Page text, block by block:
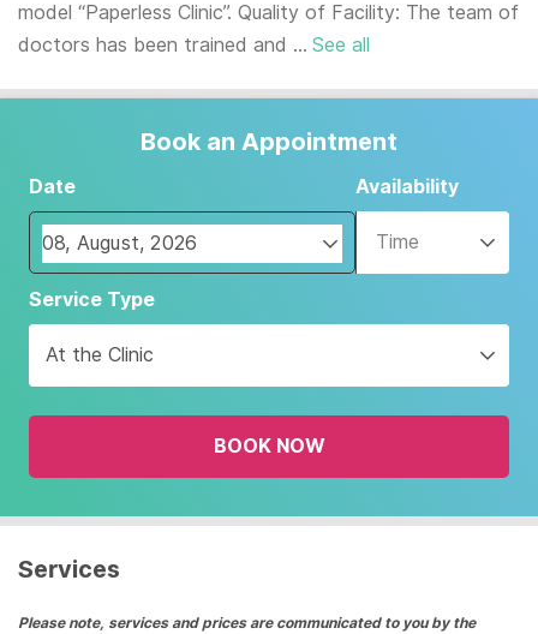
model “Paperless Clinic”. Quality of Facility: The team of
doctors has been trained and ... See all
Book an Appointment
Date
Navigate
forward
interact
with
the
and
date.
the
Availability
Time
Service Type
At the Clinic
BOOK NOW
Services
Please note, services and prices are communicated to you by the